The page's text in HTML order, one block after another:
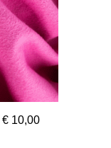
€ 10,00